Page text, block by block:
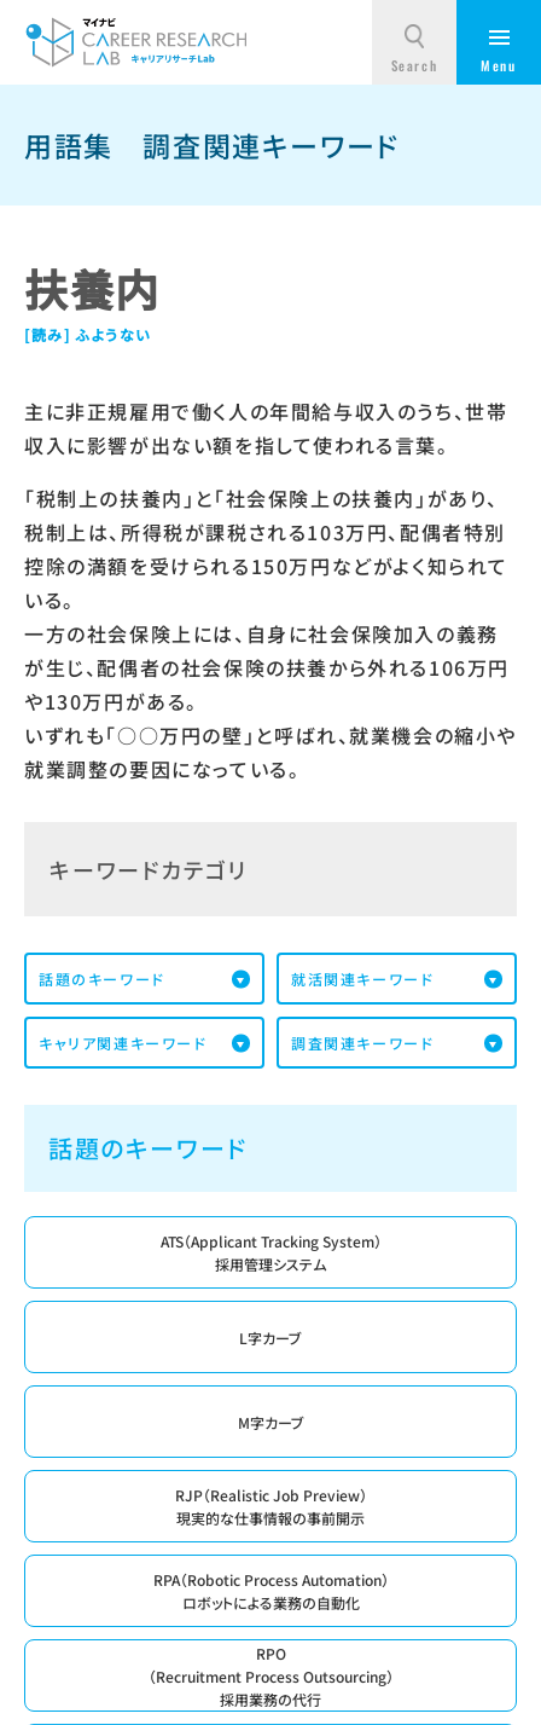
用語集調査関連キーワード
扶養内
ふようない
主に非正規雇用で働く人の年間給与収入のうち、世帯
収入に影響が出ない額を指して使われる言葉。
「税制上の扶養内」と「社会保険上の扶養内」があり、
税制上は、所得税が課税される103万円、配偶者特別
控除の満額を受けられる150万円などがよく知られて
いる。
一方の社会保険上には、自身に社会保険加入の義務
が生じ、配偶者の社会保険の扶養から外れる106万円
や130万円がある。
いずれも「○○万円の壁」と呼ばれ、就業機会の縮小や
就業調整の要因になっている。
キーワードカテゴリ
話題のキーワード 就活関連キーワード
キャリア関連キーワード 調査関連キーワード
話題のキーワード
ATS（Applicant Tracking System）
採用管理システム
L字カーブ
M字カーブ
RJP（Realistic Job Preview）
現実的な仕事情報の事前開示
RPA（Robotic Process Automation）
ロボットによる業務の自動化
RPO
（Recruitment Process Outsourcing）
採用業務の代行